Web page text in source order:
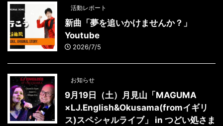
活動レポート
新曲「夢を追いかけませんか？」
Youtube
2026/7/5
お知らせ
9月19日（土）月見山「MAGUMA
×LJ.English&Okusama(fromイギリ
ス)スペシャルライブ」 in つどい処さま